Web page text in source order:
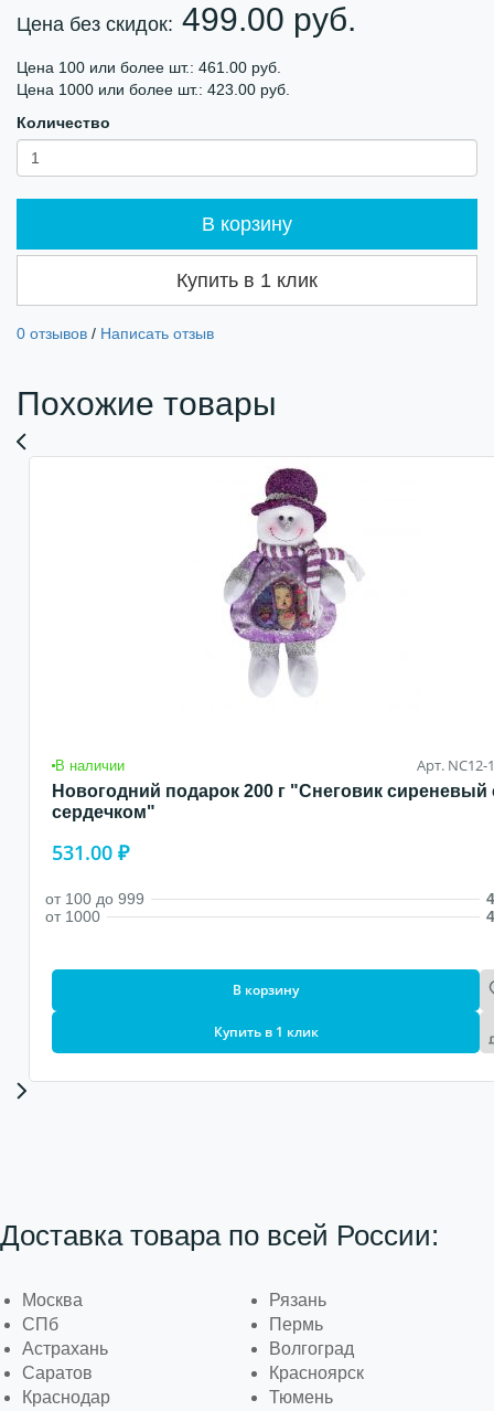
Цена без скидок: 499.00 руб.
Цена 100 или более шт.: 461.00 руб.
Цена 1000 или более шт.: 423.00 руб.
Количество
В корзину
Купить в 1 клик
0 отзывов / Написать отзыв
Похожие товары
В наличии Арт. NC12-
Новогодний подарок 200 г "Снеговик сиреневый
сердечком"
531.00 ₽
от 100 до 999
от 1000
В корзину
Купить в 1 клик
Доставка товара по всей России:
Москва
СПб
Астрахань
Саратов
Краснодар
Рязань
Пермь
Волгоград
Красноярск
Тюмень